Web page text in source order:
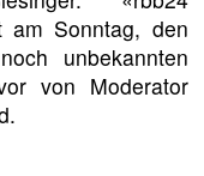
am Sonntag, den
unbekannten
von Moderator